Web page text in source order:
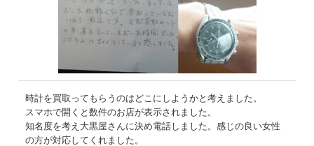
時計を買取ってもらうのはどこにしようかと考えました。
スマホで開くと数件のお店が表示されました。
知名度を考え大黒屋さんに決め電話しました。感じの良い女性
の方が対応してくれました。